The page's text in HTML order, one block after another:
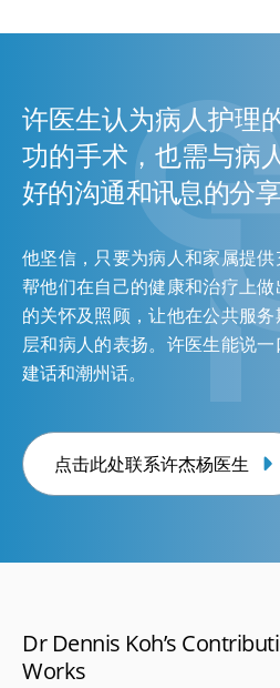
许医生认为病人护理
功的手术，也需与病
好的沟通和讯息的分享
他坚信，只要为病人和家属提
帮他们在自己的健康和治疗上
的关怀及照顾，让他在公共服
层和病人的表扬。许医生能说
建话和潮州话。
点击此处联系许杰杨医生
Dr Dennis Koh’s
Works